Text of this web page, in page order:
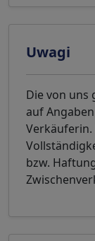
Uwagi
Die von
auf
Verkäuferin.
bzw.